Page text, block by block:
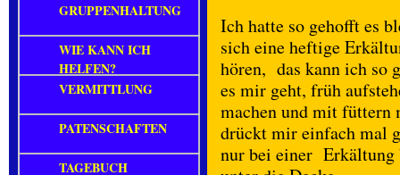
Ich hatte so gehofft es
sich eine heftige
hören, das kann ich so
es mir geht, früh
machen und mit
drückt mir einfach mal
nur bei einer Erkältung
GRUPPENHALTUNG
WIE KANN ICH
HELFEN?
VERMITTLUNG
PATENSCHAFTEN
TAGEBUCH